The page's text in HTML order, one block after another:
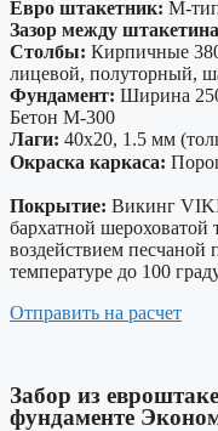
Евро штакетник: М-
Зазор между
Столбы: Кирпичные
лицевой, полуторный,
Фундамент: Ширина
Бетон М-300
Лаги: 40х20, 1.5 мм
Окраска каркаса:
Покрытие: Викинг
бархатной шероховатой
воздействием песчаной
температуре до 100
Отправить на расчет
Забор из
фундаменте